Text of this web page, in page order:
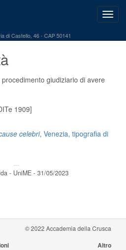
di Castello, 46 - CAP 50141
giudiziario di avere
1909]
celebri, Venezia, tipografia di
---
- UniME - 31/05/2023
© 2022 Accademia della Crusca
Altro